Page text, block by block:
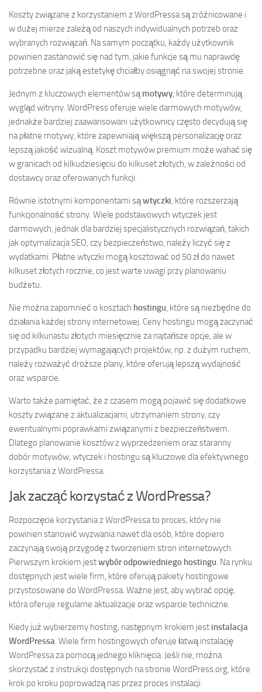
Koszty związane z korzystaniem z WordPressa są zróżnicowane i
w dużej mierze zależą od naszych indywidualnych potrzeb oraz
wybranych rozwiązań. Na samym początku, każdy użytkownik
powinien zastanowić się nad tym, jakie funkcje są mu naprawdę
potrzebne oraz jaką estetykę chciałby osiągnąć na swojej stronie.
Jednym z kluczowych elementów sąmotywy, które determinują
wygląd witryny. WordPress oferuje wiele darmowych motywów,
jednakże bardziej zaawansowani użytkownicy często decydują się
na płatne motywy, które zapewniają większą personalizację oraz
lepszą jakość wizualną. Koszt motywów premium może wahać się
w granicach od kilkudziesięciu do kilkuset złotych, w zależności od
dostawcy oraz oferowanych funkcji.
Równie istotnymi komponentami sąwtyczki, które rozszerzają
funkcjonalność strony. Wiele podstawowych wtyczek jest
darmowych, jednak dla bardziej specjalistycznych rozwiązań, takich
jak optymalizacja SEO, czy bezpieczeństwo, należy liczyć się z
wydatkami. Płatne wtyczki mogą kosztować od 50 zł do nawet
kilkuset złotych rocznie, co jest warte uwagi przy planowaniu
budżetu.
Nie można zapomnieć o kosztach hostingu, które są niezbędne do
działania każdej strony internetowej. Ceny hostingu mogą zaczynać
się od kilkunastu złotych miesięcznie za najtańsze opcje, ale w
przypadku bardziej wymagających projektów, np. z dużym ruchem,
należy rozważyć droższe plany, które oferują lepszą wydajność
oraz wsparcie.
Warto także pamiętać, że z czasem mogą pojawić się dodatkowe
koszty związane z aktualizacjami, utrzymaniem strony, czy
ewentualnymi poprawkami związanymi z bezpieczeństwem.
Dlatego planowanie kosztów z wyprzedzeniem oraz staranny
dobór motywów, wtyczek i hostingu są kluczowe dla efektywnego
korzystania z WordPressa.
Jak zacząć korzystać z WordPressa?
Rozpoczęcie korzystania z WordPressa to proces, który nie
powinien stanowić wyzwania nawet dla osób, które dopiero
zaczynają swoją przygodę z tworzeniem stron internetowych.
Pierwszym krokiem jestwybór odpowiedniego hostingu. Na rynku
dostępnych jest wiele firm, które oferują pakiety hostingowe
przystosowane do WordPressa. Ważne jest, aby wybrać opcję,
która oferuje regularne aktualizacje oraz wsparcie techniczne.
Kiedy już wybierzemy hosting, następnym krokiem jest instalacja
WordPressa. Wiele firm hostingowych oferuje łatwą instalację
WordPressa za pomocą jednego kliknięcia. Jeśli nie, można
skorzystać z instrukcji dostępnych na stronie WordPress.org, które
krok po kroku poprowadzą nas przez proces instalacji.